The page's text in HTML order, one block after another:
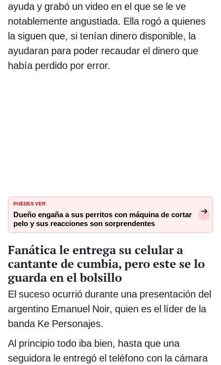
ayuda y grabó un video en el que se le ve
notablemente angustiada. Ella rogó a quienes
la siguen que, si tenían dinero disponible, la
ayudaran para poder recaudar el dinero que
había perdido por error.
PUEDES VER:
Dueño engaña a sus perritos con máquina de cortar
pelo y sus reacciones son sorprendentes
Fanática le entrega su celular a
cantante de cumbia, pero este se lo
guarda en el bolsillo
El suceso ocurrió durante una presentación del
argentino Emanuel Noir, quien es el líder de la
banda Ke Personajes.
Al principio todo iba bien, hasta que una
seguidora le entregó el teléfono con la cámara